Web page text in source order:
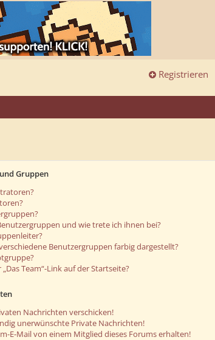
Registrieren
Gruppen
und wie trete ich ihnen bei?
Benutzergruppen farbig dargestellt?
Team“-Link auf der Startseite?
Nachrichten verschicken!
unerwünschte Private Nachrichten!
E-Mail von einem Mitglied dieses Forums erhalten!